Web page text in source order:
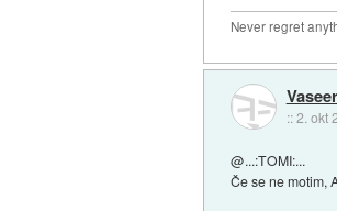
Never regret
Vaseer
::2. okt
@...:TOMI:...
Če se ne motim,